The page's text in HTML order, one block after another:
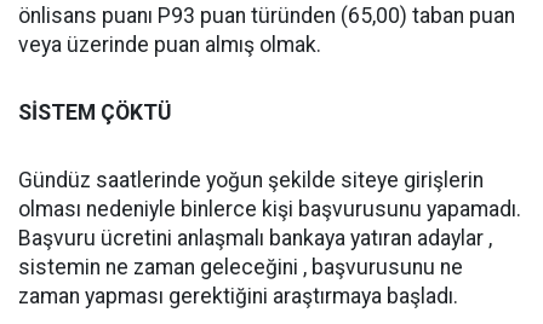
önlisans puanı P93 puan türünden (65,00) taban puan
veya üzerinde puan almış olmak.
SİSTEM ÇÖKTÜ
Gündüz saatlerinde yoğun şekilde siteye girişlerin
olması nedeniyle binlerce kişi başvurusunu yapamadı.
Başvuru ücretini anlaşmalı bankaya yatıran adaylar ,
sistemin ne zaman geleceğini , başvurusunu ne
zaman yapması gerektiğini araştırmaya başladı.